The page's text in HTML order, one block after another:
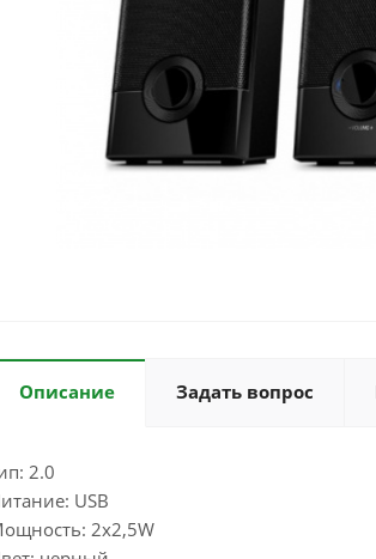
Описание Задать вопрос
2.0
USB
2x2,5W